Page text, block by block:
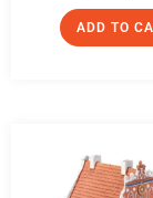
ADD TO